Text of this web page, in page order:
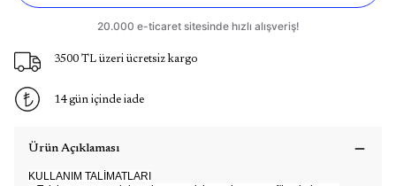
3500 TL üzeri ücretsiz kargo
14 gün içinde iade
Ürün Açıklaması
KULLANIM TALİMATLARI